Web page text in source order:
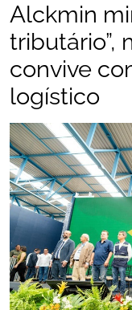
Alckmin
tributário”,
convive
logístico